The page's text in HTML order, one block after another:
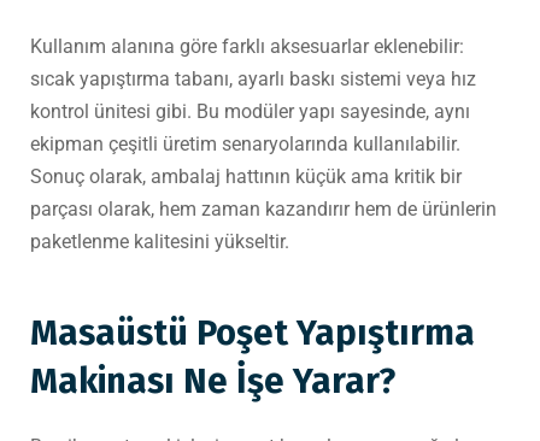
Kullanım alanına göre farklı aksesuarlar eklenebilir:
sıcak yapıştırma tabanı, ayarlı baskı sistemi veya hız
kontrol ünitesi gibi. Bu modüler yapı sayesinde, aynı
ekipman çeşitli üretim senaryolarında kullanılabilir.
Sonuç olarak, ambalaj hattının küçük ama kritik bir
parçası olarak, hem zaman kazandırır hem de ürünlerin
paketlenme kalitesini yükseltir.
Masaüstü Poşet Yapıştırma
Makinası Ne İşe Yarar?